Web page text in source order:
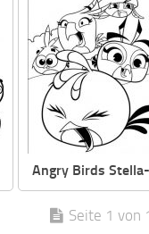
Angry Birds
Seite 1 von